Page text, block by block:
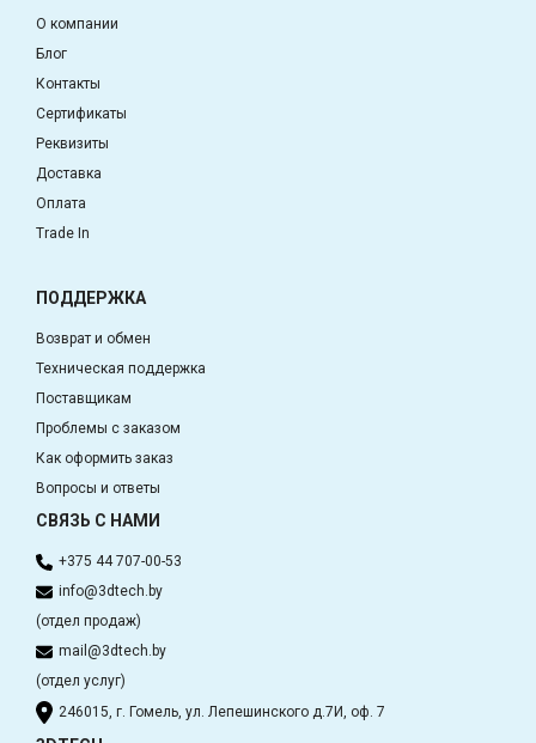
О компании
Блог
Контакты
Сертификаты
Реквизиты
Доставка
Оплата
Trade In
ПОДДЕРЖКА
Возврат и обмен
Техническая поддержка
Поставщикам
Проблемы с заказом
Как оформить заказ
Вопросы и ответы
СВЯЗЬ С НАМИ
+375 44 707-00-53
info@3dtech.by
(отдел продаж)
mail@3dtech.by
(отдел услуг)
246015, г. Гомель, ул. Лепешинского д.7И, оф. 7